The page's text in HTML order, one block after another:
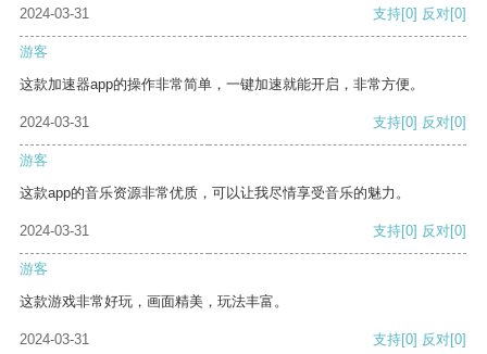
2024-03-31
支持[0] 反对[0]
游客
这款加速器app的操作非常简单，一键加速就能开启，非常方便。
2024-03-31 支持[0] 反对[0]
游客
这款app的音乐资源非常优质，可以让我尽情享受音乐的魅力。
2024-03-31 支持[0] 反对[0]
游客
这款游戏非常好玩，画面精美，玩法丰富。
2024-03-31 支持[0] 反对[0]